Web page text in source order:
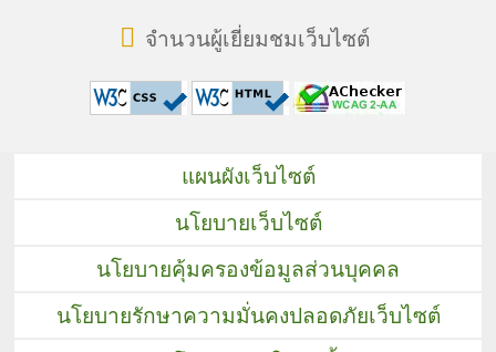
จำนวนผู้เยี่ยมชมเว็บไซต์
แผนผังเว็บไซต์
นโยบายเว็บไซต์
นโยบายคุ้มครองข้อมูลส่วนบุคคล
นโยบายรักษาความมั่นคงปลอดภัยเว็บไซต์